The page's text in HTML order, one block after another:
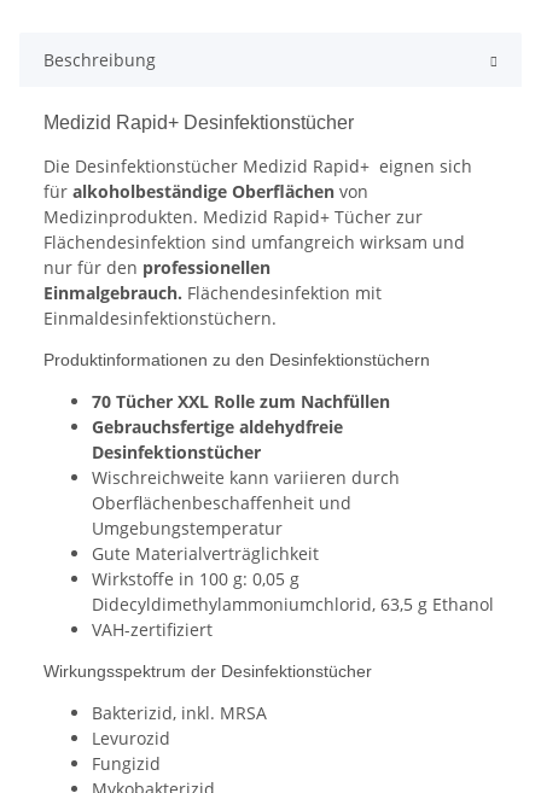
Beschreibung
Medizid Rapid+ Desinfektionstücher
Die Desinfektionstücher Medizid Rapid+ eignen sich
für alkoholbeständige Oberflächen von
Medizinprodukten. Medizid Rapid+ Tücher zur
Flächendesinfektion sind umfangreich wirksam und
nur für den professionellen
Einmalgebrauch. Flächendesinfektion mit
Einmaldesinfektionstüchern.
Produktinformationen zu den Desinfektionstüchern
70 Tücher XXL Rolle zum Nachfüllen
Gebrauchsfertige aldehydfreie
Desinfektionstücher
Wischreichweite kann variieren durch
Oberflächenbeschaffenheit und
Umgebungstemperatur
Gute Materialverträglichkeit
Wirkstoffe in 100 g: 0,05 g
Didecyldimethylammoniumchlorid, 63,5 g Ethanol
VAH-zertifiziert
Wirkungsspektrum der Desinfektionstücher
Bakterizid, inkl. MRSA
Levurozid
Fungizid